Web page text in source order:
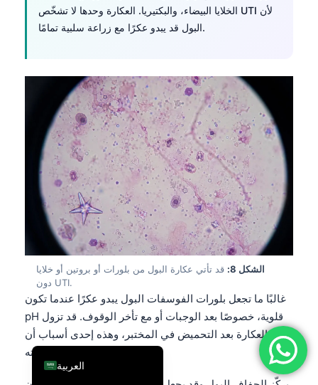
الخلايا البيضاء، والبكتيريا. العكارة وحدها لا تشخّص UTI لأن
البول قد يبدو عكرًا مع زراعة سلبية تمامًا.
الشكل 8:
قد تأتي عكارة البول من بلورات أو بروتين أو خلايا
دون UTI.
غالبًا ما تجعل بلورات الفوسفات البول يبدو عكرًا عندما تكون
pH قلوية، خصوصًا بعد الوجبات أو مع تأخر الوقوف. قد تزول
العكارة بعد التحميض في المختبر، وهذه إحدى أسباب أن
المظهر اختبار ضعيف قائم بذاته.
العربية
English
Deutsch
Français
עִבְרִית
Italiano
Español
Português
Ελληνικά
Türkçe
Română
简体中文
فارسی
Dansk
Nederlands